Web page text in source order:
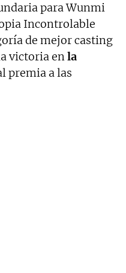
para Wunmi
Incontrolable
de mejor casting
victoria enla
premia a las